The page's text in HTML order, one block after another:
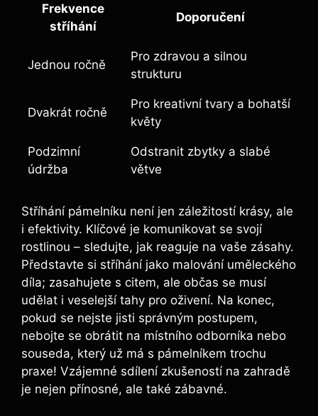
Frekvence
stříhání
Doporučení
Jednou ročně
Pro zdravou a silnou
strukturu
Dvakrát ročně
Pro kreativní tvary a bohatší
květy
Podzimní
údržba
Odstranit zbytky a slabé
větve
Stříhání pámelníku není jen záležitostí krásy, ale
i efektivity. Klíčové je komunikovat se svojí
rostlinou – sledujte, jak reaguje na vaše zásahy.
Představte si stříhání jako malování uměleckého
díla; zasahujete s citem, ale občas se musí
udělat i veselejší tahy pro oživení. Na konec,
pokud se nejste jisti správným postupem,
nebojte se obrátit na místního odborníka nebo
souseda, který už má s pámelníkem trochu
praxe! Vzájemné sdílení zkušeností na zahradě
je nejen přínosné, ale také zábavné.